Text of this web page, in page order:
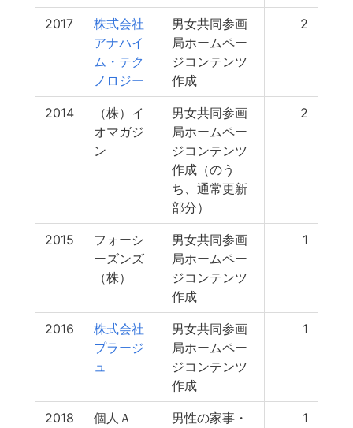
2017
株式会社
アナハイ
ム・テク
ノロジー
男女共同参画
局ホームペー
ジコンテンツ
作成
2
2014
（株）イ
オマガジ
ン
男女共同参画
局ホームペー
ジコンテンツ
作成（のう
ち、通常更新
部分）
2
2015
フォーシ
ーズンズ
（株）
男女共同参画
局ホームペー
ジコンテンツ
作成
1
2016
株式会社
プラージ
ュ
男女共同参画
局ホームペー
ジコンテンツ
作成
1
2018
個人Ａ
男性の家事・
1